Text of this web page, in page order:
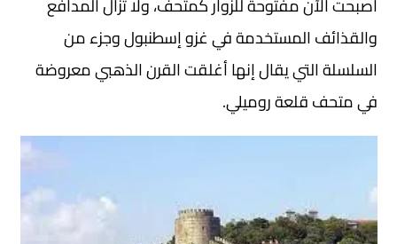
أصبحت الآن مفتوحة للزوار كمتحف، ولا تزال المدافع
والقذائف المستخدمة في غزو إسطنبول وجزء من
السلسلة التي يقال إنها أغلقت القرن الذهبي معروضة
في متحف قلعة روميلي.